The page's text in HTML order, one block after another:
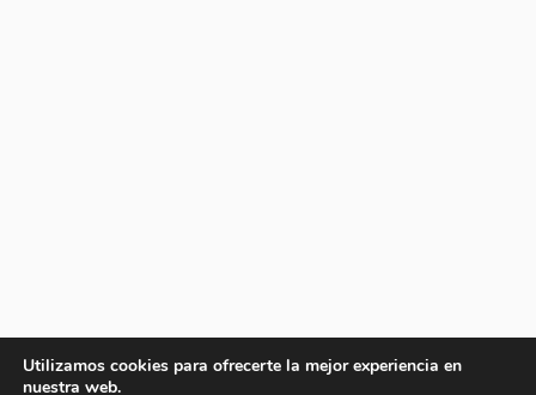
Utilizamos cookies para ofrecerte la mejor experiencia en
nuestra web.